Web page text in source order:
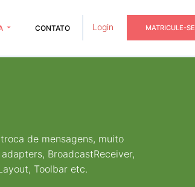
CONTATO Login MATRICULE-SE
de mensagens, muito
BroadcastReceiver,
Toolbar etc.